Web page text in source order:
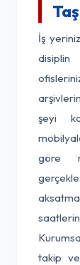
İş
disiplin
şeyi
göre
takip ve